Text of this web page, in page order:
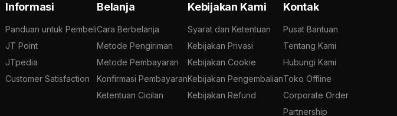
Informasi
Panduan untuk Pembeli
JT Point
JTpedia
Customer Satisfaction
Belanja
Cara Berbelanja
Metode Pengiriman
Metode Pembayaran
Konfirmasi Pembayaran
Ketentuan Cicilan
Kebijakan Kami
Syarat dan Ketentuan
Kebijakan Privasi
Kebijakan Cookie
Kebijakan Pengembalian
Kebijakan Refund
Kontak
Pusat Bantuan
Tentang Kami
Hubungi Kami
Toko Offline
Corporate Order
Partnership